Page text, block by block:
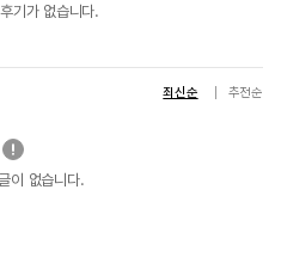
기가 없습니다.
최신순 추천순
이 없습니다.